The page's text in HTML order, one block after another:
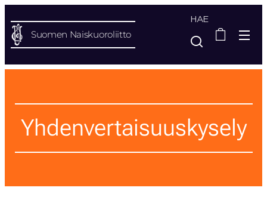
Suomen Naiskuoroliitto
HAE
Yhdenvertaisuuskysely